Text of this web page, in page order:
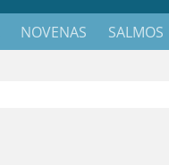
NOVENAS SALMOS